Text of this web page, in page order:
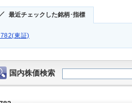
最近チェックした銘柄･指標
東証)